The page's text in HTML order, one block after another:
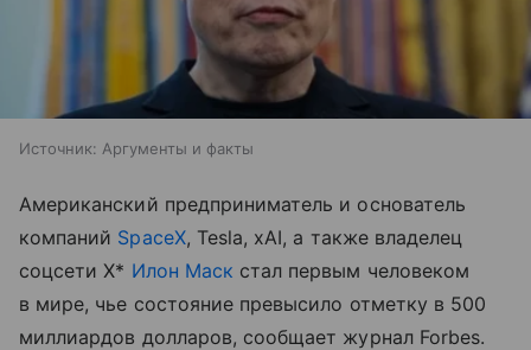
Источник: Аргументы и факты
Американский предприниматель и основатель
компаний SpaceX, Tesla, xAI, а также владелец
соцсети X* Илон Маск стал первым человеком
в мире, чье состояние превысило отметку в 500
миллиардов долларов, сообщает журнал Forbes.